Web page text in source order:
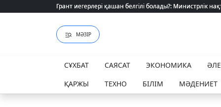
Грант иегерлері қашан белгілі болады?: Министрлік
Грант иегерлері қашан белгілі болады?: Министрлік
МӘЗІР
СҰХБАТ САЯСАТ ЭКОНОМИКА
ҚАРЖЫ
ТЕХНО БІЛІМ МӘДЕНИЕТ